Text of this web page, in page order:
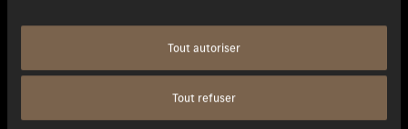
Tout autoriser
Tout refuser
Lire la suite